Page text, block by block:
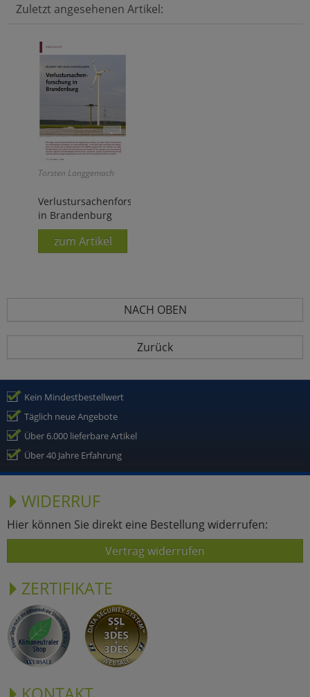
Zuletzt angesehenen Artikel:
Torsten Langgemach
Verlustursachenforschung
in Brandenburg
zum Artikel
NACH OBEN
Zurück
Kein Mindestbestellwert
Täglich neue Angebote
Über 6.000 lieferbare Artikel
Über 40 Jahre Erfahrung
WIDERRUF
Hier können Sie direkt eine Bestellung widerrufen:
Vertrag widerrufen
ZERTIFIKATE